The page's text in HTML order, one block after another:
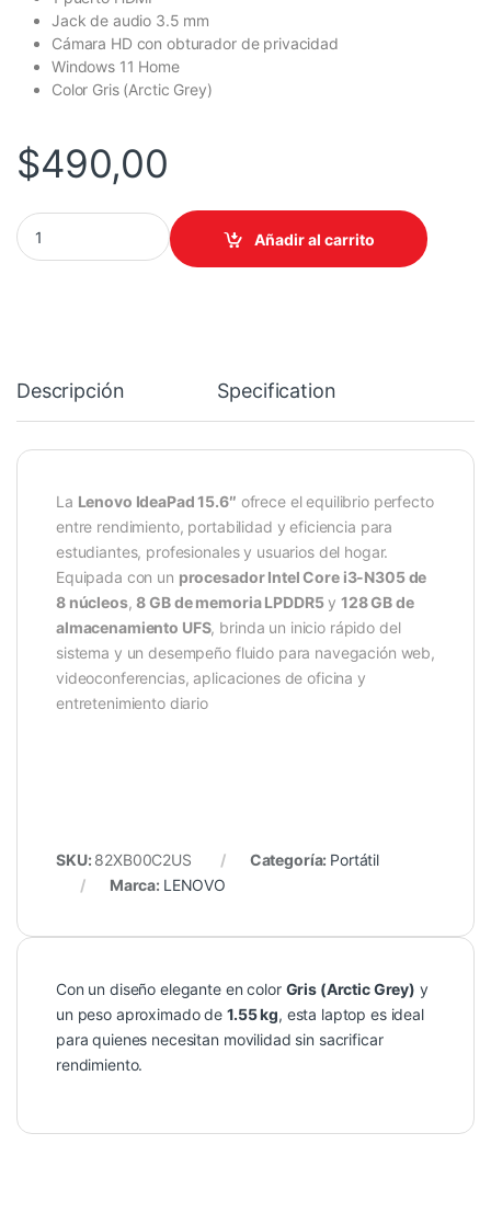
Jack de audio 3.5 mm
Cámara HD con obturador de privacidad
Windows 11 Home
Color Gris (Arctic Grey)
$490,00
NOT. LENOVO IdeaPad INTEL I3-N305 8GB-DDR5 128GB
Añadir al carrito
Descripción Specification
La Lenovo IdeaPad 15.6″ ofrece el equilibrio perfecto
entre rendimiento, portabilidad y eficiencia para
estudiantes, profesionales y usuarios del hogar.
Equipada con un procesador Intel Core i3-N305 de
8 núcleos,8 GB de memoria LPDDR5y 128 GB de
almacenamiento UFS, brinda un inicio rápido del
sistema y un desempeño fluido para navegación web,
videoconferencias, aplicaciones de oficina y
entretenimiento diario
SKU: 82XB00C2US Categoría: Portátil
Marca: LENOVO
Con un diseño elegante en color Gris (Arctic Grey) y
un peso aproximado de 1.55 kg, esta laptop es ideal
para quienes necesitan movilidad sin sacrificar
rendimiento.